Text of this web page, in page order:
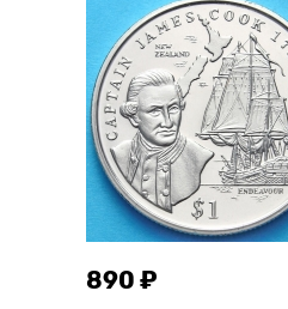
890 ₽